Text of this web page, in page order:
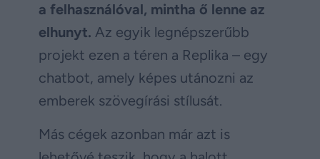
a felhasználóval, mintha ő lenne az
elhunyt. Az egyik legnépszerűbb
projekt ezen a téren a Replika – egy
chatbot, amely képes utánozni az
emberek szövegírási stílusát.
Más cégek azonban már azt is